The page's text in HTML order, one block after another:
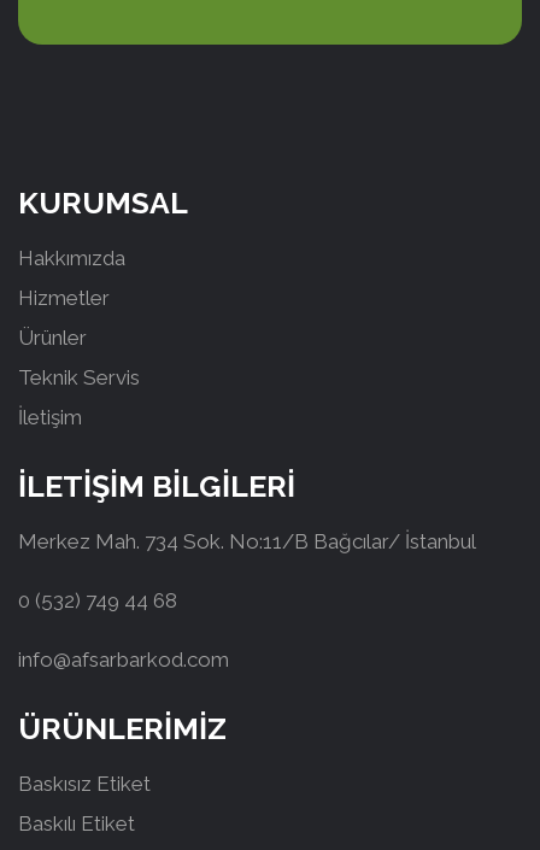
KURUMSAL
Hakkımızda
Hizmetler
Ürünler
Teknik Servis
İletişim
İLETİŞİM BİLGİLERİ
Merkez Mah. 734 Sok. No:11/B Bağcılar/ İstanbul
0 (532) 749 44 68
info@afsarbarkod.com
ÜRÜNLERİMİZ
Baskısız Etiket
Baskılı Etiket